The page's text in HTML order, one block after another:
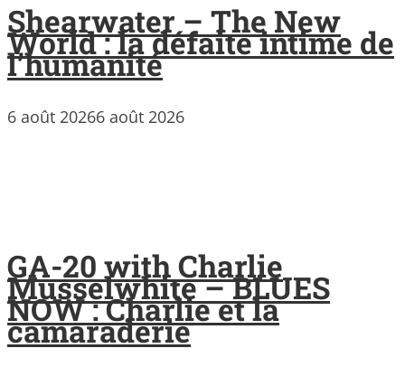
Shearwater – The New
World : la défaite intime de
l’humanité
6 août 20266 août 2026
GA-20 with Charlie
Musselwhite – BLUES
NOW : Charlie et la
camaraderie